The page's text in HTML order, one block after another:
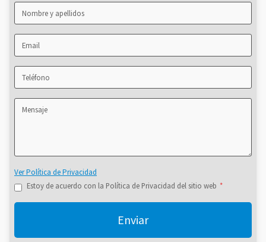
Ver Política de Privacidad
Estoy de acuerdo con la Política de Privacidad del sitio web *
Enviar